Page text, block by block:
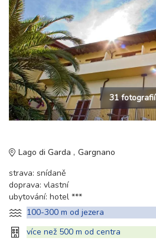
31 fotografií
Lago di Garda
Gargnano
strava: snídaně
doprava: vlastní
ubytování: hotel ***
100-300 m od jezera
více než 500 m od centra